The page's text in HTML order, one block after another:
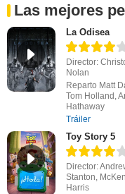
Las mejores
La Odisea
Director:
Nolan
Reparto Matt
Tom Holland,
Hathaway
Tráiler
Toy Story 5
Director:
Stanton,
Harris